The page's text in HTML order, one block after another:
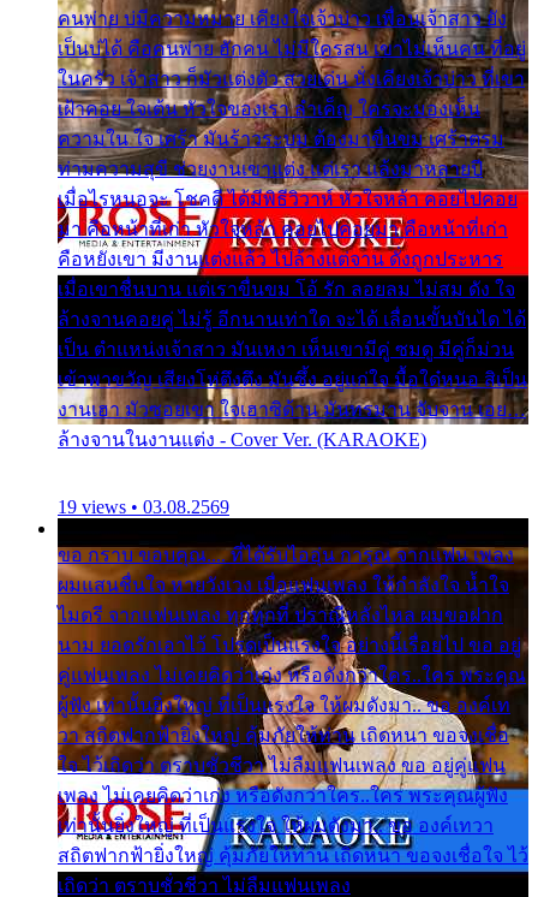
คนพ่าย บ่มีความหมาย เคียงใจเจ้าบ่าว เพื่อนเจ้าสาว ยัง
เป็นบ่ได้ คือคนพ่าย ฮักคน ไม่มีใครสน เขาไม่เห็นคน ที่อยู่
ในครัว เจ้าสาว ก็มัวแต่งตัว สวยเด่น นั่งเคียงเจ้าบ่าว ที่เขา
เฝ้าคอย ใจเต้น หัวใจของเรา ลำเค็ญ ใครจะมองเห็น
ความใน ใจ เศร้า มันร้าวระบม ต้องมาขื่นขม เศร้าตรม
ท่ามความสุขี ช่วยงานเขาแต่ง แต่เรา แล้งมาหลายปี
เมื่อไรหนอจะ โชคดี ได้มีพิธีวิวาห์ หัวใจหล้า คอยไปคอย
มา คือหน้าที่เก่า หัวใจหล้า คอยไปคอยมา คือหน้าที่เก่า
คือหยังเขา มีงานแต่งแล้ว ไปล้างแต่จาน ดั่งถูกประหาร
เมื่อเขาชื่นบาน แต่เราขื่นขม โอ้ รัก ลอยลม ไม่สม ดัง ใจ
ล้างจานคอยคู่ ไม่รู้ อีกนานเท่าใด จะได้ เลื่อนขั้นบันได ได้
เป็น ตำแหน่งเจ้าสาว มันเหงา เห็นเขามีคู่ ซมดู มีคู่ก็ม่วน
เข้าพาขวัญ เสียงโห่ตึงตึง มันซึ้ง อยู่แก่ใจ มื้อใด๋หนอ สิเป็น
งานเฮา มัวซอยเขา ใจเฮาซิด้าน มันทรมาน จับจาน เอย…
ล้างจานในงานแต่ง - Cover Ver. (KARAOKE)
19 views • 03.08.2569
ขอ กราบ ขอบคุณ.... ที่ได้รับไออุ่น การุณ จากแฟน เพลง
ผมแสนชื่นใจ หายวังเวง เมื่อแฟนเพลง ให้กำลังใจ น้ำใจ
ไมตรี จากแฟนเพลง ทุกทุกที่ ปราณีหลั่งไหล ผมขอฝาก
นาม ยอดรักเอาไว้ โปรดเป็นแรงใจ อย่างนี้เรื่อยไป ขอ อยู่
คู่แฟนเพลง ไม่เคยคิดว่าเก่ง หรือดังกว่าใคร..ใคร พระคุณ
ผู้ฟัง เท่านั้นยิ่งใหญ่ ที่เป็นแรงใจ ให้ผมดังมา.. ขอ องค์เท
วา สถิตฟากฟ้ายิ่งใหญ่ คุ้มภัยให้ท่าน เถิดหนา ขอจงเชื่อ
ใจ ไว้เถิดว่า ตราบชั่วชีวา ไม่ลืมแฟนเพลง ขอ อยู่คู่แฟน
เพลง ไม่เคยคิดว่าเก่ง หรือดังกว่าใคร..ใคร พระคุณผู้ฟัง
เท่านั้นยิ่งใหญ่ ที่เป็นแรงใจ ให้ผมดังมา.. ขอ องค์เทวา
สถิตฟากฟ้ายิ่งใหญ่ คุ้มภัยให้ท่าน เถิดหนา ขอจงเชื่อใจ ไว้
เถิดว่า ตราบชั่วชีวา ไม่ลืมแฟนเพลง